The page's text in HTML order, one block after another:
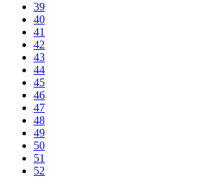
39
40
41
42
43
44
45
46
47
48
49
50
51
52